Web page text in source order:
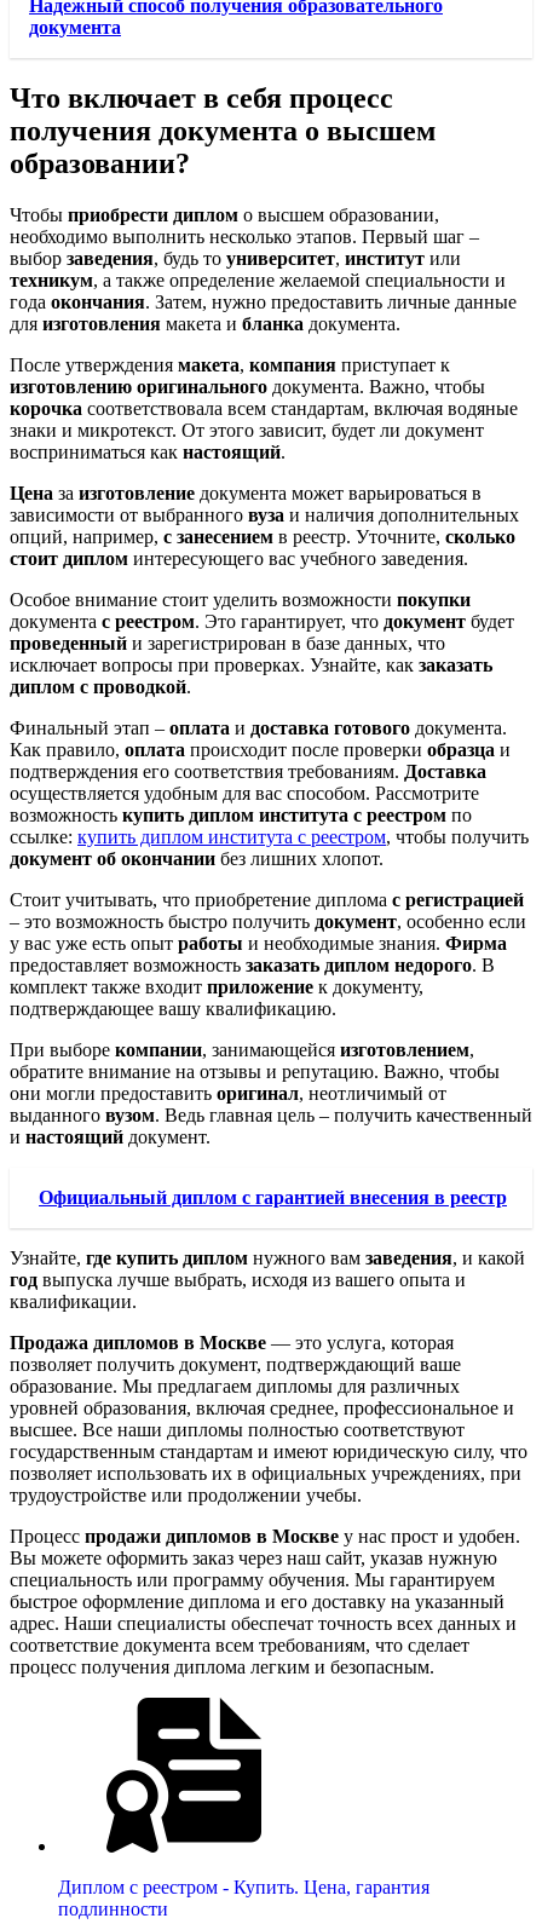
Надежный способ получения образовательного
документа
Что включает в себя процесс
получения документа о высшем
образовании?
Чтобы приобрести диплом о высшем образовании,
необходимо выполнить несколько этапов. Первый шаг –
выбор заведения, будь то университет, институт или
техникум, а также определение желаемой специальности и
года окончания. Затем, нужно предоставить личные данные
для изготовления макета и бланка документа.
После утверждения макета, компания приступает к
изготовлению оригинального документа. Важно, чтобы
корочка соответствовала всем стандартам, включая водяные
знаки и микротекст. От этого зависит, будет ли документ
восприниматься как настоящий.
Цена за изготовление документа может варьироваться в
зависимости от выбранного вуза и наличия дополнительных
опций, например, с занесением в реестр. Уточните, сколько
стоит диплом интересующего вас учебного заведения.
Особое внимание стоит уделить возможности покупки
документа с реестром. Это гарантирует, что документ будет
проведенный и зарегистрирован в базе данных, что
исключает вопросы при проверках. Узнайте, как заказать
диплом с проводкой.
Финальный этап – оплата и доставка готового документа.
Как правило, оплата происходит после проверки образца и
подтверждения его соответствия требованиям. Доставка
осуществляется удобным для вас способом. Рассмотрите
возможность купить диплом института с реестром по
ссылке: купить диплом института с реестром, чтобы получить
документ об окончании без лишних хлопот.
Стоит учитывать, что приобретение диплома с регистрацией
– это возможность быстро получить документ, особенно если
у вас уже есть опыт работы и необходимые знания. Фирма
предоставляет возможность заказать диплом недорого. В
комплект также входит приложение к документу,
подтверждающее вашу квалификацию.
При выборе компании, занимающейся изготовлением,
обратите внимание на отзывы и репутацию. Важно, чтобы
они могли предоставить оригинал, неотличимый от
выданного вузом. Ведь главная цель – получить качественный
и настоящий документ.
Официальный диплом с гарантией внесения в реестр
Узнайте, где купить диплом нужного вам заведения, и какой
год выпуска лучше выбрать, исходя из вашего опыта и
квалификации.
Продажа дипломов в Москве — это услуга, которая
позволяет получить документ, подтверждающий ваше
образование. Мы предлагаем дипломы для различных
уровней образования, включая среднее, профессиональное и
высшее. Все наши дипломы полностью соответствуют
государственным стандартам и имеют юридическую силу, что
позволяет использовать их в официальных учреждениях, при
трудоустройстве или продолжении учебы.
Процесс продажи дипломов в Москве у нас прост и удобен.
Вы можете оформить заказ через наш сайт, указав нужную
специальность или программу обучения. Мы гарантируем
быстрое оформление диплома и его доставку на указанный
адрес. Наши специалисты обеспечат точность всех данных и
соответствие документа всем требованиям, что сделает
процесс получения диплома легким и безопасным.
Диплом с реестром - Купить. Цена, гарантия
подлинности